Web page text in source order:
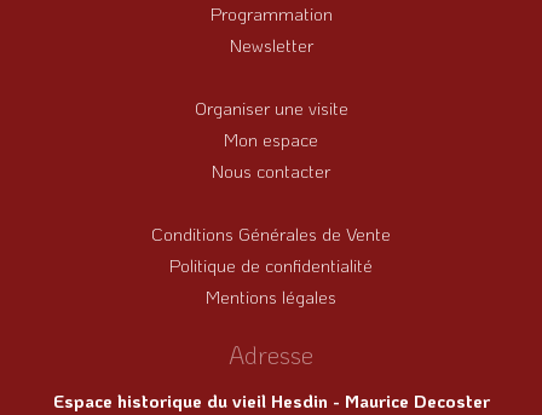
Programmation
Newsletter
Organiser une visite
Mon espace
Nous contacter
Conditions Générales de Vente
Politique de confidentialité
Mentions légales
Adresse
Espace historique du vieil Hesdin - Maurice Decoster